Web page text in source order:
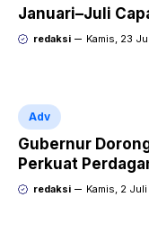
Januari–Juli
redaksi Kamis, 23
Adv
Gubernur
Perkuat
UMKM
redaksi Kamis, 2